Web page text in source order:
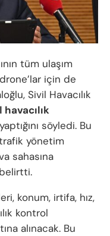
tüm ulaşım
için de
Sivil Havacılık
söyledi. Bu
yönetim
sahasına
konum, irtifa, hız,
kontrol
alınacak. Bu